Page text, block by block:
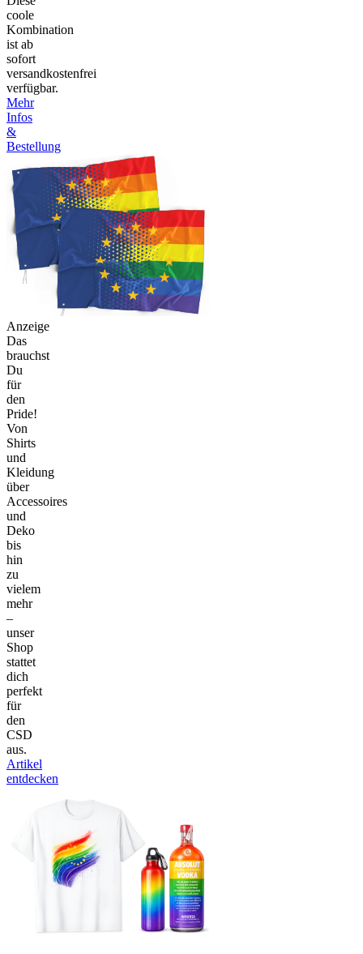
coole
Kombination
ist ab
sofort
versandkostenfrei
verfügbar.
Mehr
Infos
&
Bestellung
Anzeige
Das
brauchst
Du
für
den
Pride!
Von
Shirts
und
Kleidung
über
Accessoires
und
Deko
bis
hin
zu
vielem
mehr
–
unser
Shop
stattet
dich
perfekt
für
den
CSD
aus.
Artikel
entdecken